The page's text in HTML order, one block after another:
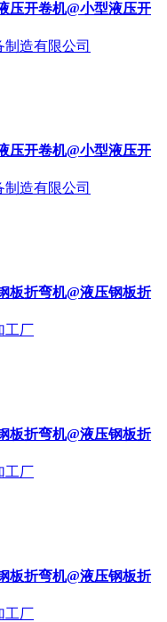
压开卷机@小型液压开
造有限公司
压开卷机@小型液压开
造有限公司
板折弯机@液压钢板折
工厂
板折弯机@液压钢板折
工厂
板折弯机@液压钢板折
工厂